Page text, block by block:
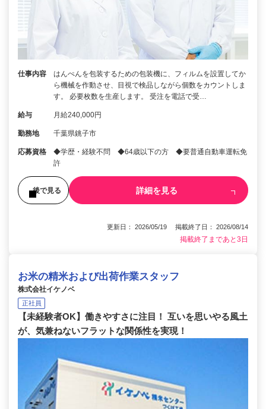
仕事内容
はんぺんを包装するための包装機に、フィルムを設置してか
ら機械を作動させ、目視で検品しながら個数をカウントしま
す。 必要枚数を生産します。 受注を電話で受…
給与 月給240,000円
勤務地 千葉県銚子市
応募資格
◆学歴・経験不問 ◆64歳以下の方 ◆要普通自動車運転免
許
後で見る 詳細を見る
更新日： 2026/05/19 掲載終了日： 2026/08/14
掲載終了まであと3日
お米の精米および出荷作業スタッフ
株式会社イケノベ
正社員
【未経験者OK】働きやすさに注目！ 互いを思いやる風土
が、気兼ねないフラットな関係性を実現！